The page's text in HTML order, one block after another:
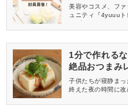
員募集中
美容やコスメ、ファ
ュニティ『4yuuuト
信してくれる方を
1分で作れる
絶品おつまみ
子供たちが寝静ま
終えた夜の時間に改
か？そこで今回は